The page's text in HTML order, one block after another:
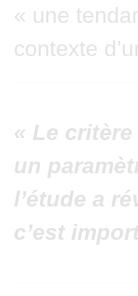
« une
contexte
« Le
un
l’étude a
c’est